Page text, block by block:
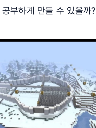
부하게 만들 수 있을까?